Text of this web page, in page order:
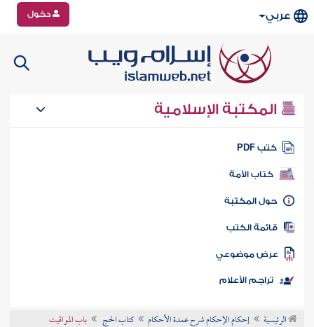
عربي دخول
المكتبة الإسلامية
كتب PDF
كتاب الأمة
المكتبة
الكتب
موضوعي
تراجم الأعلام
الرئيسية إحكام الإحكام شرح عمدة الأحكام كتاب الحج باب المواقيت